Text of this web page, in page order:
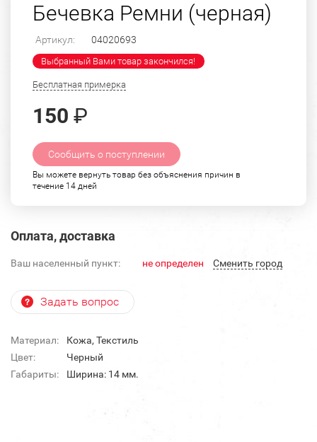
Бечевка Ремни (черная)
Артикул: 04020693
Выбранный Вами товар закончился!
Бесплатная примерка
150 ₽
Сообщить о поступлении
Вы можете вернуть товар без объяснения причин в
течение 14 дней
Оплата, доставка
Ваш населенный пункт: не определен Cменить город
Задать вопрос
Материал:
Кожа, Текстиль
Цвет:
Черный
Габариты:
Ширина: 14 мм.